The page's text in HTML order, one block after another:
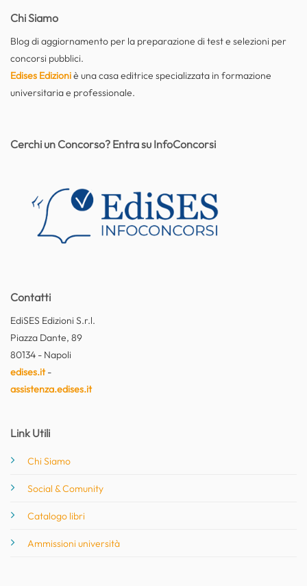
Chi Siamo
Blog di aggiornamento per la preparazione di test e selezioni per
concorsi pubblici.
Edises Edizioniè una casa editrice specializzata in formazione
universitaria e professionale.
Contatti
EdiSES Edizioni S.r.l.
Piazza Dante, 89
80134 - Napoli
edises.it-
assistenza.edises.it
Link Utili
Chi Siamo
Social & Comunity
Catalogo libri
Ammissioni università
Cerchi un Concorso? Entra su InfoConcorsi